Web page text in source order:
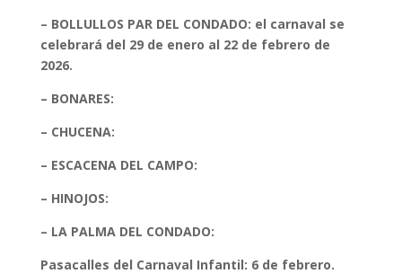
– BOLLULLOS PAR DEL CONDADO: el carnaval se
celebrará del 29 de enero al 22 de febrero de
2026.
– BONARES:
– CHUCENA:
– ESCACENA DEL CAMPO:
– HINOJOS:
– LA PALMA DEL CONDADO:
Pasacalles del Carnaval Infantil: 6 de febrero.